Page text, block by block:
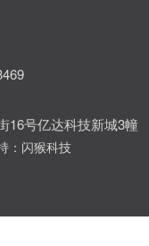
16号亿达科技新城3幢
：闪猴科技